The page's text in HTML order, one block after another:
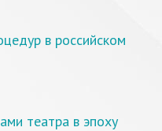
в российском
театра в эпоху